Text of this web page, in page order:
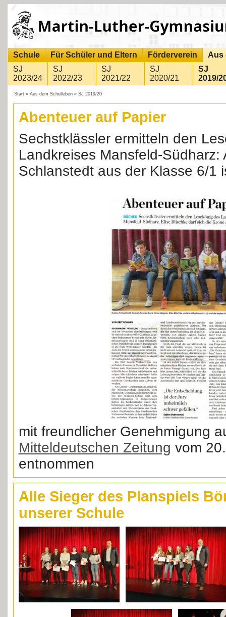
Schule Für Schüler und Eltern Förderverein
Aus
SJ
2023/24
SJ
2022/23
SJ
2021/22
SJ
2020/21
SJ
2019/
Start» Aus dem Schulleben» SJ 2019/20
Abenteuer auf Papier
Sechstklässler ermitteln den
Landkreises Mansfeld-Südharz:
Schlanstedt aus der Klasse 6/1
mit freundlicher Genehmigung
Mitteldeutschen Zeitung vom
entnommen
Alle Sieger des Planspiels
unserer Schule